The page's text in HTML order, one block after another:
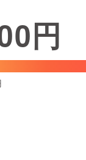
ファッション
円